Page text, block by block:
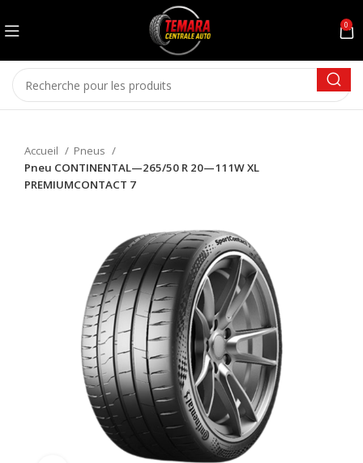
0
Accueil
Pneus
Pneu CONTINENTAL—265/50 R 20—111W XL
PREMIUMCONTACT 7